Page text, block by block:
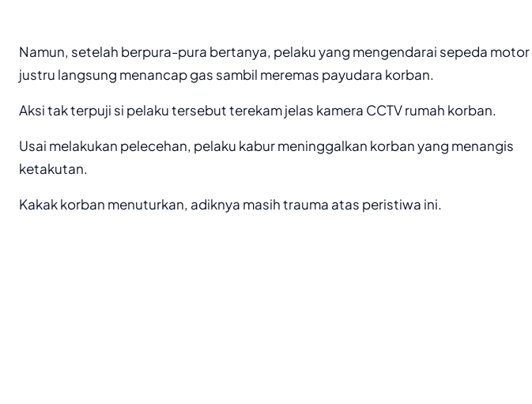
Namun, setelah berpura-pura bertanya, pelaku yang mengendarai sepeda motor
justru langsung menancap gas sambil meremas payudara korban.
Aksi tak terpuji si pelaku tersebut terekam jelas kamera CCTV rumah korban.
Usai melakukan pelecehan, pelaku kabur meninggalkan korban yang menangis
ketakutan.
Kakak korban menuturkan, adiknya masih trauma atas peristiwa ini.